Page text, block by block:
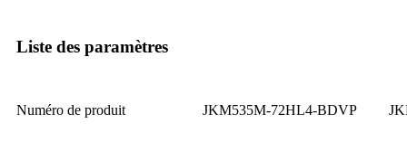
Liste des paramètres
Numéro de produit JKM535M-72HL4-BDVP